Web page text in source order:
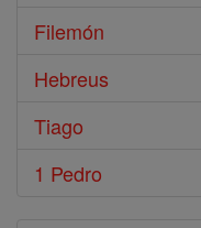
Filemón
Hebreus
Tiago
1 Pedro